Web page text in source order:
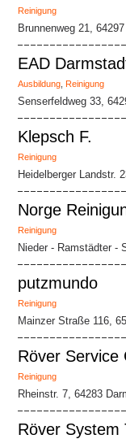
Reinigung
Brunnenweg 21,
EAD
Ausbildung Reinigung
Senserfeldweg 33,
Klepsch F.
Reinigung
Heidelberger Landstr.
Norge
Reinigung
Nieder - Ramstädter -
putzmundo
Reinigung
Mainzer Straße 116,
Röver Service
Reinigung
Rheinstr. 7, 64283
Röver System